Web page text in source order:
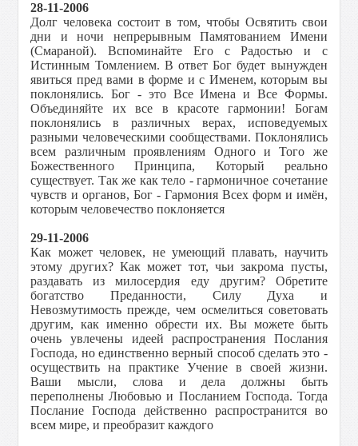
28-11-2006
Долг человека состоит в том, чтобы Освятить свои
дни и ночи непрерывным Памятованием Имени
(Смараной). Вспоминайте Его с Радостью и с
Истинным Томлением. В ответ Бог будет вынужден
явиться пред вами в форме и с Именем, которым вы
поклонялись. Бог - это Все Имена и Все Формы.
Объединяйте их все в красоте гармонии! Богам
поклонялись в различных верах, исповедуемых
разными человеческими сообществами. Поклонялись
всем различным проявлениям Одного и Того же
Божественного Принципа, Который реально
существует. Так же как тело - гармоничное сочетание
чувств и органов, Бог - Гармония Всех форм и имён,
которым человечество поклоняется
29-11-2006
Как может человек, не умеющий плавать, научить
этому других? Как может тот, чьи закрома пусты,
раздавать из милосердия еду другим? Обретите
богатство Преданности, Силу Духа и
Невозмутимость прежде, чем осмелиться советовать
другим, как именно обрести их. Вы можете быть
очень увлечены идеей распространения Послания
Господа, но единственно верный способ сделать это -
осуществить на практике Учение в своей жизни.
Ваши мысли, слова и дела должны быть
переполнены Любовью и Посланием Господа. Тогда
Послание Господа действенно распространится во
всем мире, и преобразит каждого